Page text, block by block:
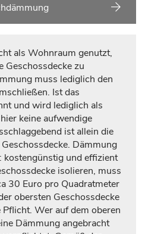
als Wohnraum genutzt,
Geschossdecke zu
muss lediglich den
Ist das
und wird lediglich als
keine aufwendige
ist allein die
Dämmung
kostengünstig und effizient
isolieren, muss
30 Euro pro Quadratmeter
obersten Geschossdecke
Wer auf dem oberen
Dämmung angebracht